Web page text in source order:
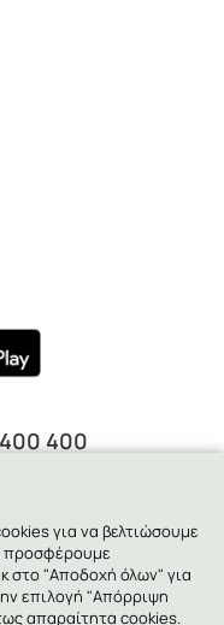
400
για να βελτιώσουμε
προσφέρουμε
στο "Αποδοχή όλων" για
επιλογή "Απόρριψη
απαραίτητα cookies.